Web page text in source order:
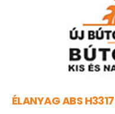
ÉLANYAG ABS